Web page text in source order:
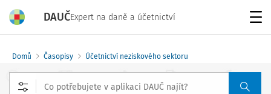
DAUČExpert na daně a účetnictví
Domů Časopisy Účetnictví neziskového sektoru